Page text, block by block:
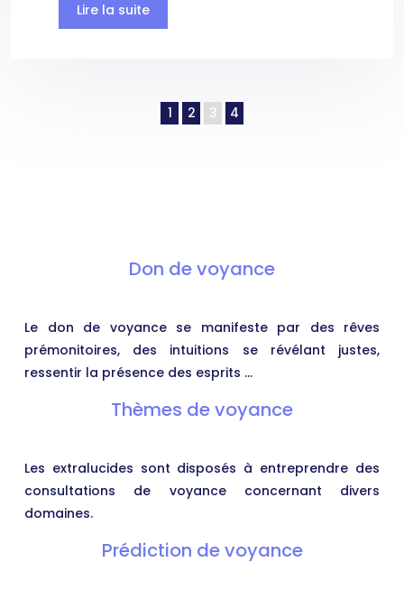
Lire la suite
1 2 3 4
Don de voyance
Le don de voyance se manifeste par des rêves
prémonitoires, des intuitions se révélant justes,
ressentir la présence des esprits …
Thèmes de voyance
Les extralucides sont disposés à entreprendre des
consultations de voyance concernant divers
domaines.
Prédiction de voyance